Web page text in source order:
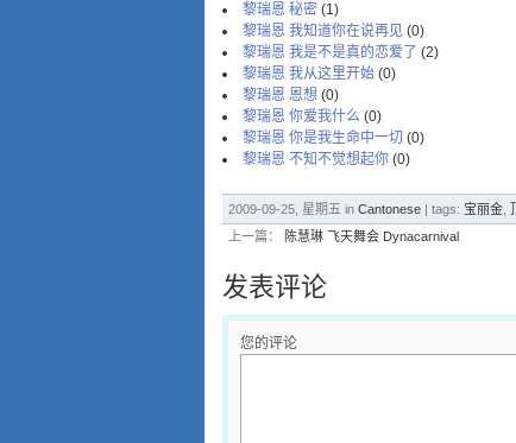
黎瑞恩 秘密 (1)
黎瑞恩 我知道你在说再见 (0)
黎瑞恩 我是不是真的恋爱了 (2)
黎瑞恩 我从这里开始 (0)
黎瑞恩 恩想 (0)
黎瑞恩 你爱我什么 (0)
黎瑞恩 你是我生命中一切 (0)
黎瑞恩 不知不觉想起你 (0)
2009-09-25, 星期五 in Cantonese | tags: 宝丽金
上一篇：
陈慧琳 飞天舞会 Dynacarnival
发表评论
您的评论